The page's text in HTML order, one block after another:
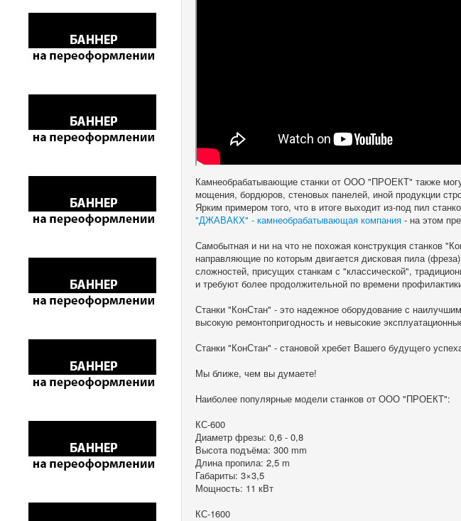
Камнеобрабатывающие станки от ООО "ПРОЕКТ" также
мощения, бордюров, стеновых панелей, иной продукции
Ярким примером того, что в итоге выходит из-под пил
"ДЖАВАКХ" - камнеобрабатывающая компания - на этом
Самобытная и ни на что не похожая конструкция станков
направляющие по которым двигается дисковая пила
сложностей, присущих станкам с "классической",
и требуют более продолжительной по времени
Станки "КонСтан" - это надежное оборудование с
высокую ремонтопригодность и невысокие
Станки "КонСтан" - становой хребет Вашего будущего
Мы ближе, чем вы думаете!
Наиболее популярные модели станков от ООО "ПРОЕКТ":
КС-600
Диаметр фрезы: 0,6 - 0,8
Высота подъёма: 300 mm
Длина пропила: 2,5 m
Габариты: 3×3,5
Мощность: 11 кВт
КС-1600